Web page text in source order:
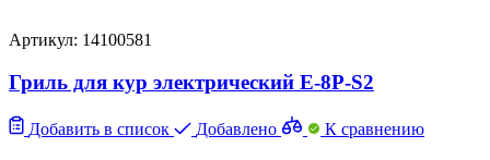
Артикул: 14100581
Гриль для кур электрический E-8P-S2
Добавить в список Добавлено К сравнению